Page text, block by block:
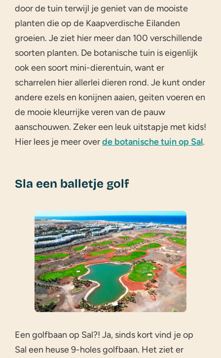
door de tuin terwijl je geniet van de mooiste
planten die op de Kaapverdische Eilanden
groeien. Je ziet hier meer dan 100 verschillende
soorten planten. De botanische tuin is eigenlijk
ook een soort mini-dierentuin, want er
scharrelen hier allerlei dieren rond. Je kunt onder
andere ezels en konijnen aaien, geiten voeren en
de mooie kleurrijke veren van de pauw
aanschouwen. Zeker een leuk uitstapje met kids!
Hier lees je meer overde botanische tuin op Sal.
Sla een balletje golf
Een golfbaan op Sal?! Ja, sinds kort vind je op
Sal een heuse 9-holes golfbaan. Het ziet er